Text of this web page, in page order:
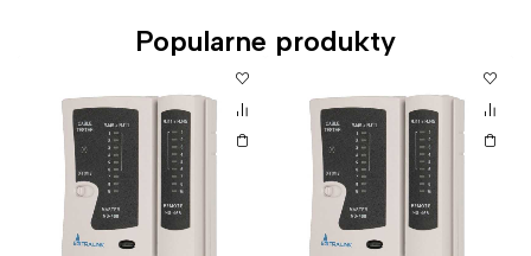
Popularne produkty